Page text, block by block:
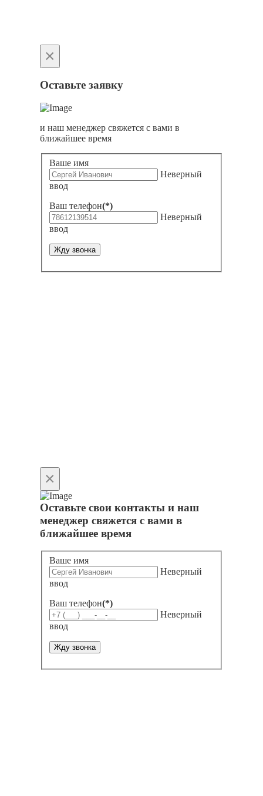
×
Оставьте заявку
и наш менеджер свяжется с вами в
ближайшее время
Ваше имя
Неверный
ввод
Ваш телефон(*)
Неверный
ввод
Жду звонка
×
Оставьте свои контакты и наш
менеджер свяжется с вами в
ближайшее время
Ваше имя
Неверный
ввод
Ваш телефон(*)
Неверный
ввод
Жду звонка